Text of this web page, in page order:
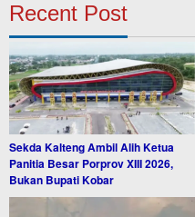
Recent Post
Sekda Kalteng Ambil Alih Ketua
Panitia Besar Porprov XIII 2026,
Bukan Bupati Kobar